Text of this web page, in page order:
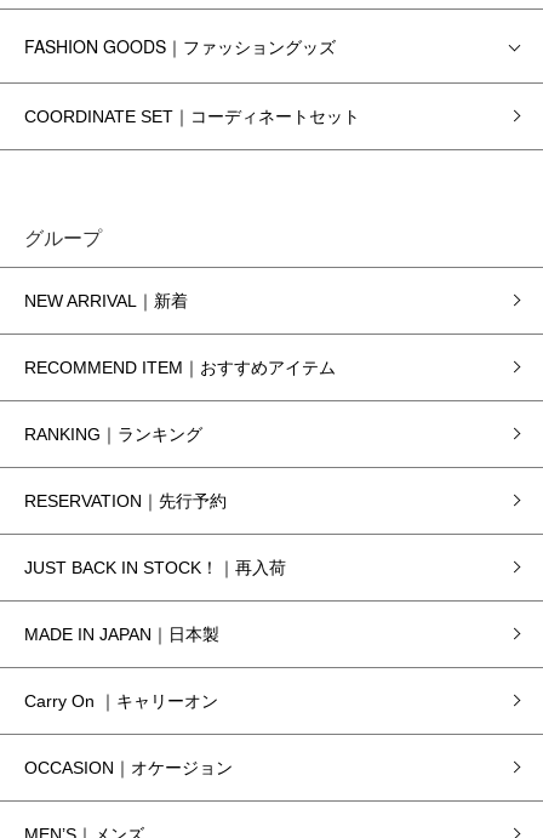
FASHION GOODS｜ファッショングッズ
COORDINATE SET｜コーディネートセット
グループ
NEW ARRIVAL｜新着
RECOMMEND ITEM｜おすすめアイテム
RANKING｜ランキング
RESERVATION｜先行予約
JUST BACK IN STOCK！｜再入荷
MADE IN JAPAN｜日本製
Carry On ｜キャリーオン
OCCASION｜オケージョン